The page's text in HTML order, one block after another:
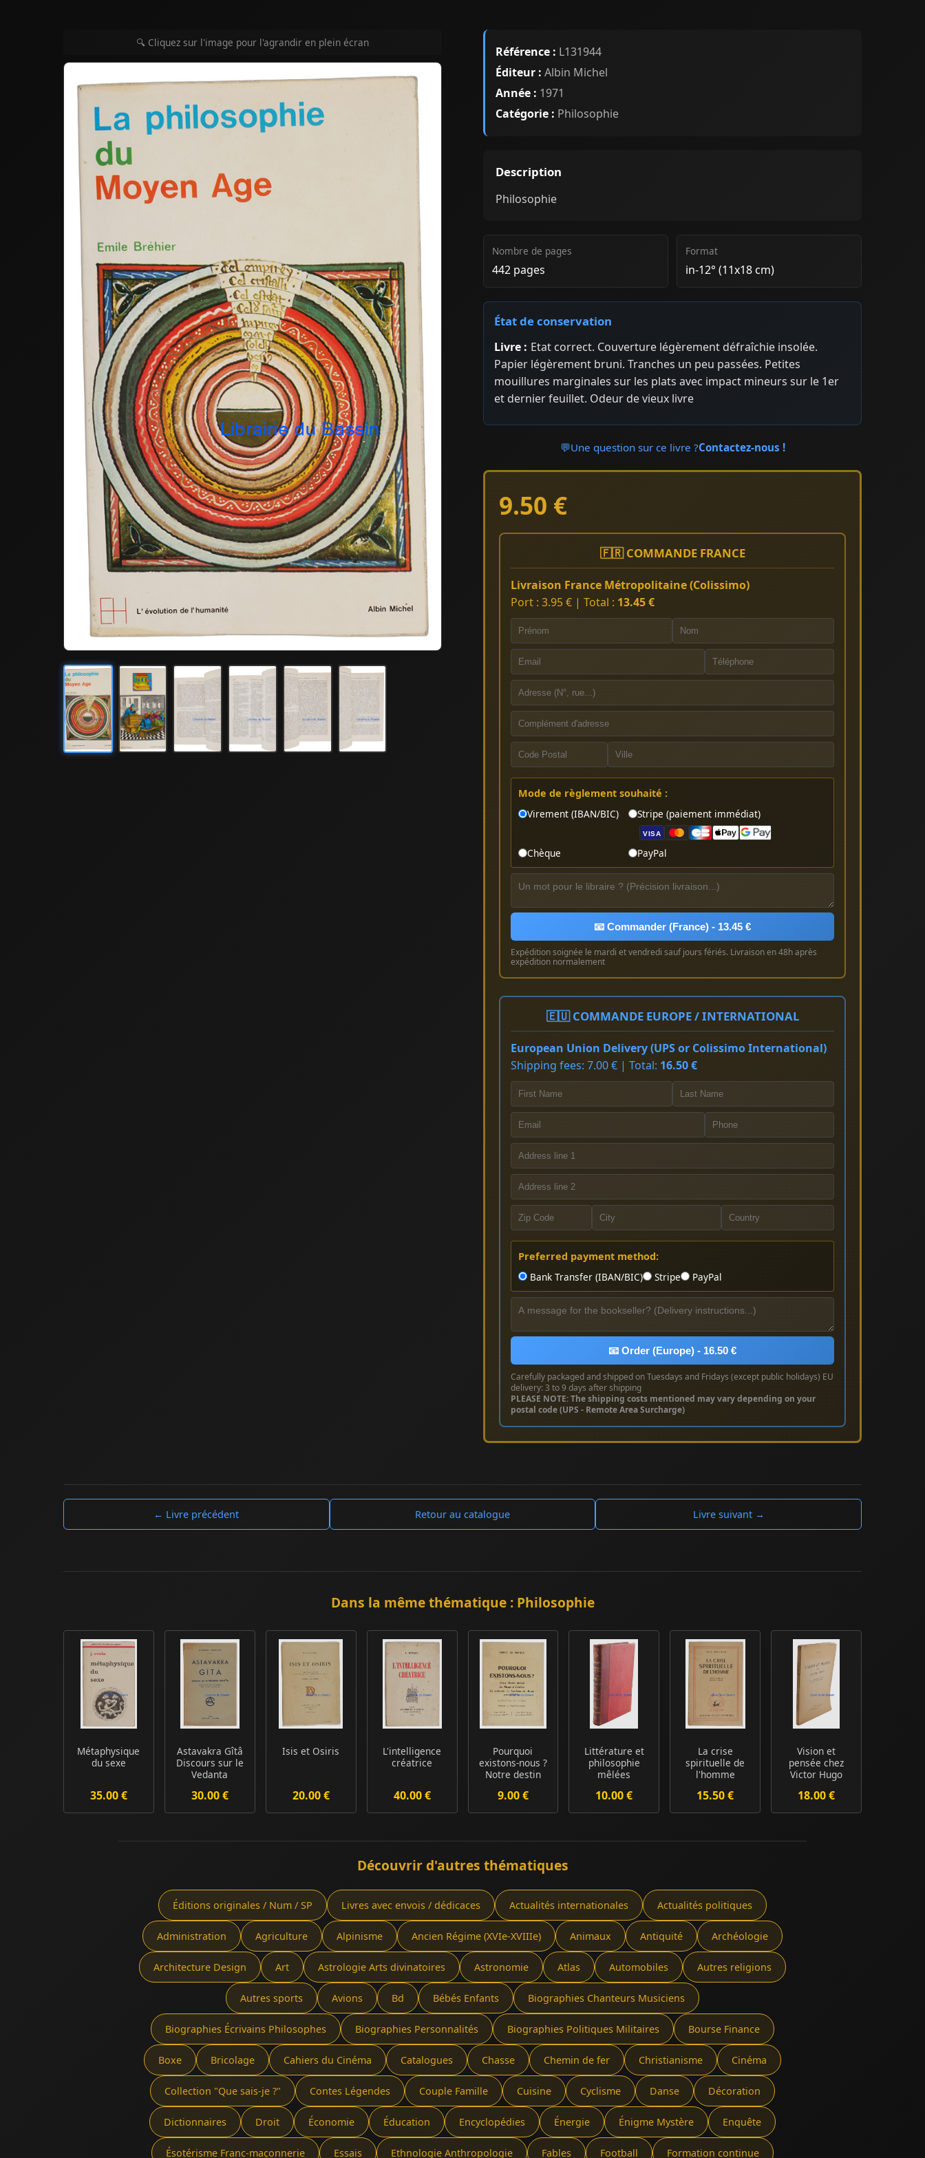
🔍 Cliquez sur l'image pour l'agrandir en plein écran
Référence : L131944
Éditeur : Albin Michel
Année : 1971
Catégorie : Philosophie
Description
Philosophie
Nombre de pages
442 pages
Format
in-12° (11x18 cm)
État de conservation
Livre : Etat correct. Couverture légèrement défraîchie insolée.
Papier légèrement bruni. Tranches un peu passées. Petites
mouillures marginales sur les plats avec impact mineurs sur le 1er
et dernier feuillet. Odeur de vieux livre
💬Une question sur ce livre ?Contactez-nous !
9.50 €
🇫🇷 COMMANDE FRANCE
Livraison France Métropolitaine (Colissimo)
Port : 3.95 € | Total : 13.45 €
Mode de règlement souhaité :
Virement (IBAN/BIC)
Stripe (paiement immédiat)
VISA
Chèque PayPal
📧 Commander (France) - 13.45 €
Expédition soignée le mardi et vendredi sauf jours fériés. Livraison en 48h après
expédition normalement
🇪🇺 COMMANDE EUROPE / INTERNATIONAL
European Union Delivery (UPS or Colissimo International)
Shipping fees: 7.00 € | Total: 16.50 €
Preferred payment method:
Bank Transfer (IBAN/BIC)
Stripe PayPal
📧 Order (Europe) - 16.50 €
Carefully packaged and shipped on Tuesdays and Fridays (except public holidays) EU
delivery: 3 to 9 days after shipping
PLEASE NOTE: The shipping costs mentioned may vary depending on your
postal code (UPS - Remote Area Surcharge)
← Livre précédent Retour au catalogue Livre suivant →
Dans la même thématique : Philosophie
Métaphysique
du sexe
35.00 €
Astavakra Gîtâ
Discours sur le
Vedanta
30.00 €
Isis et Osiris
20.00 €
L'intelligence
créatrice
40.00 €
Pourquoi
existons-nous ?
Notre destin
vierge...
9.00 €
Littérature et
philosophie
mêlées
10.00 €
La crise
spirituelle de
l'homme
15.50 €
Vision et
pensée chez
Victor Hugo
18.00 €
Découvrir d'autres thématiques
Éditions originales / Num / SP Livres avec envois / dédicaces Actualités internationales Actualités politiques
Administration Agriculture Alpinisme Ancien Régime (XVIe-XVIIIe) Animaux Antiquité Archéologie
Architecture Design Art Astrologie Arts divinatoires Astronomie Atlas Automobiles Autres religions
Autres sports Avions Bd Bébés Enfants Biographies Chanteurs Musiciens
Biographies Écrivains Philosophes Biographies Personnalités Biographies Politiques Militaires Bourse Finance
Boxe Bricolage Cahiers du Cinéma Catalogues Chasse Chemin de fer Christianisme Cinéma
Collection "Que sais-je ?" Contes Légendes Couple Famille Cuisine Cyclisme Danse Décoration
Dictionnaires Droit Économie Éducation Encyclopédies Énergie Énigme Mystère Enquête
Ésotérisme Franc-maçonnerie Essais Ethnologie Anthropologie Fables Football Formation continue